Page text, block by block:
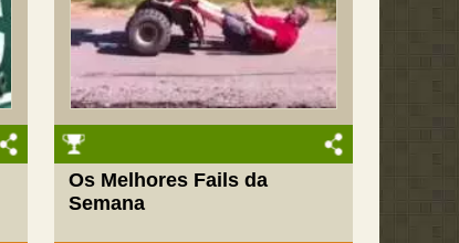
Os Melhores Fails da
Semana